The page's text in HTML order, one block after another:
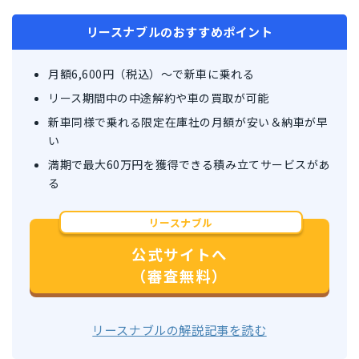
リースナブルのおすすめポイント
月額6,600円（税込）〜で新車に乗れる
リース期間中の中途解約や車の買取が可能
新車同様で乗れる限定在庫社の月額が安い＆納車が早
い
満期で最大60万円を獲得できる積み立てサービスがあ
る
リースナブル
公式サイトへ
（審査無料）
リースナブルの解説記事を読む